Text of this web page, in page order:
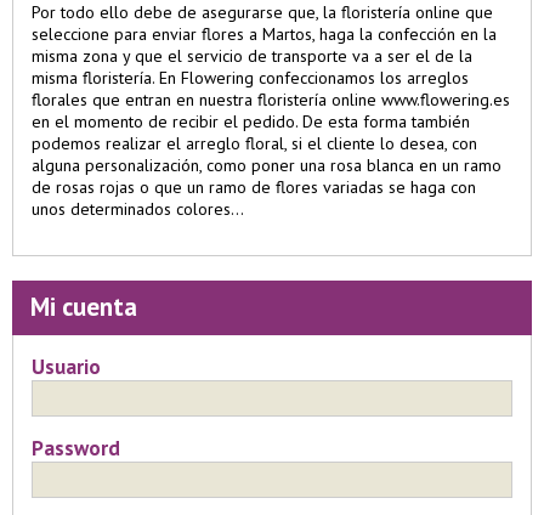
Por todo ello debe de asegurarse que, la floristería online que
seleccione para enviar flores a Martos, haga la confección en la
misma zona y que el servicio de transporte va a ser el de la
misma floristería. En Flowering confeccionamos los arreglos
florales que entran en nuestra floristería online www.flowering.es
en el momento de recibir el pedido. De esta forma también
podemos realizar el arreglo floral, si el cliente lo desea, con
alguna personalización, como poner una rosa blanca en un ramo
de rosas rojas o que un ramo de flores variadas se haga con
unos determinados colores...
Mi cuenta
Usuario
Password